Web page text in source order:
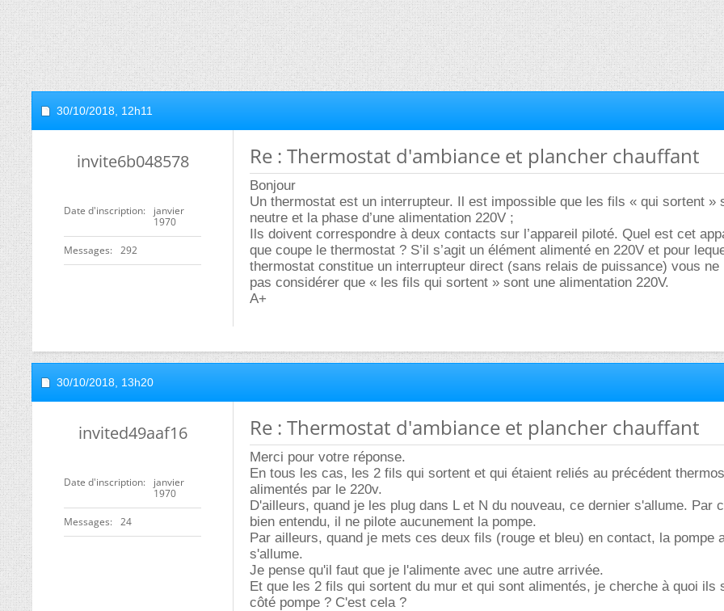
30/10/2018, 12h11
invite6b048578
Date d'inscription
janvier
1970
Messages 292
Re : Thermostat d'ambiance et plancher chauffant
Bonjour
Un thermostat est un interrupteur. Il est impossible que les fils « qui sortent »
neutre et la phase d’une alimentation 220V ;
Ils doivent correspondre à deux contacts sur l’appareil piloté. Quel est cet
que coupe le thermostat ? S’il s’agit un élément alimenté en 220V et pour
thermostat constitue un interrupteur direct (sans relais de puissance) vous ne
pas considérer que « les fils qui sortent » sont une alimentation 220V.
A+
30/10/2018, 13h20
invited49aaf16
Date d'inscription
janvier
1970
Messages 24
Re : Thermostat d'ambiance et plancher chauffant
Merci pour votre réponse.
En tous les cas, les 2 fils qui sortent et qui étaient reliés au précédent
alimentés par le 220v.
D'ailleurs, quand je les plug dans L et N du nouveau, ce dernier s'allume. Par
bien entendu, il ne pilote aucunement la pompe.
Par ailleurs, quand je mets ces deux fils (rouge et bleu) en contact, la pompe
s'allume.
Je pense qu'il faut que je l'alimente avec une autre arrivée.
Et que les 2 fils qui sortent du mur et qui sont alimentés, je cherche à quoi ils
côté pompe ? C'est cela ?